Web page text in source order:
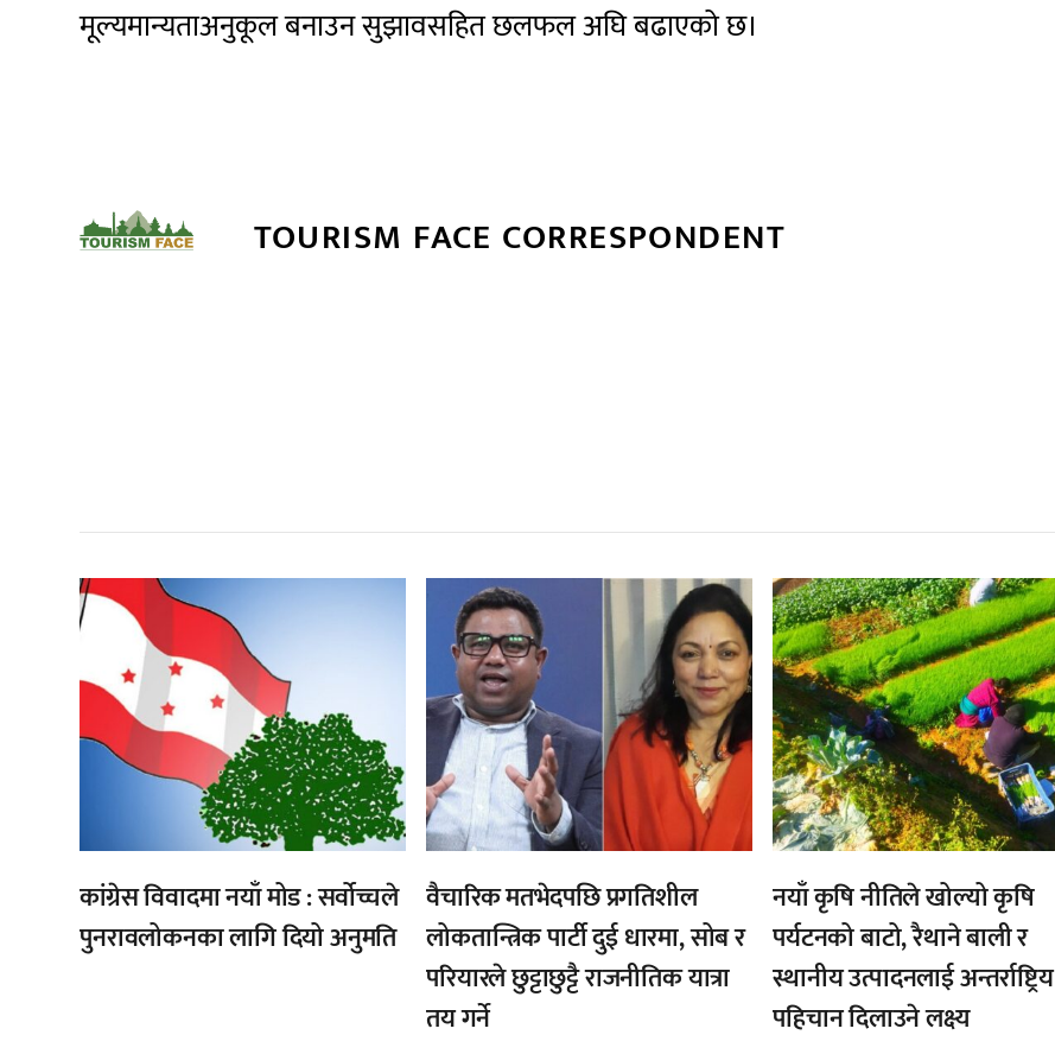
मूल्यमान्यताअनुकूल बनाउन सुझावसहित छलफल अघि बढाएको छ।
TOURISM FACE CORRESPONDENT
,
कांग्रेस विवादमा नयाँ मोड : सर्वोच्चले
पुनरावलोकनका लागि दियो अनुमति
वैचारिक मतभेदपछि प्रगतिशील
लोकतान्त्रिक पार्टी दुई धारमा, सोब र
परियारले छुट्टाछुट्टै राजनीतिक यात्रा
तय गर्ने
,
नयाँ कृषि नीतिले खोल्यो कृषि
पर्यटनको बाटो, रैथाने बाली र
स्थानीय उत्पादनलाई अन्तर्राष्ट्रिय
पहिचान दिलाउने लक्ष्य